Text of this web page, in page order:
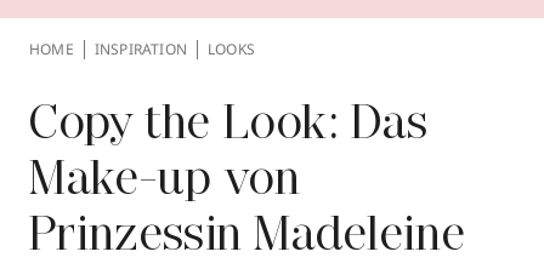
Behandlungen
Über YBPN
Aktionen
Storefinder
HOME INSPIRATION LOOKS
Copy the Look: Das
Make-up von
Prinzessin Madeleine